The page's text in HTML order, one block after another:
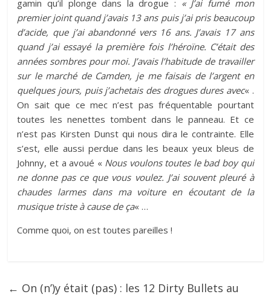
gamin qu’il plonge dans la drogue : « J’ai fumé mon
premier joint quand j’avais 13 ans puis j’ai pris beaucoup
d’acide, que j’ai abandonné vers 16 ans. J’avais 17 ans
quand j’ai essayé la première fois l’héroïne. C’était des
années sombres pour moi. J’avais l’habitude de travailler
sur le marché de Camden, je me faisais de l’argent en
quelques jours, puis j’achetais des drogues dures avec« .
On sait que ce mec n’est pas fréquentable pourtant
toutes les nenettes tombent dans le panneau. Et ce
n’est pas Kirsten Dunst qui nous dira le contrainte. Elle
s’est, elle aussi perdue dans les beaux yeux bleus de
Johnny, et a avoué « Nous voulons toutes le bad boy qui
ne donne pas ce que vous voulez. J’ai souvent pleuré à
chaudes larmes dans ma voiture en écoutant de la
musique triste à cause de ça« …
Comme quoi, on est toutes pareilles !
← On (n’)y était (pas) : les 12 Dirty Bullets au